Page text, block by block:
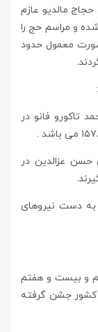
حجاج مالدیو عازم
و مراسم حج را
معمول حدود
تاکورو فانو در
حسن عزالدین در
به دست نیروهای
و بیست و هفتم
کشور جشن گرفته